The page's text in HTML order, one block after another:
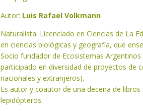
Autor: Luis Rafael Volkmann
Naturalista. Licenciado en Ciencias de La
en ciencias biológicas y geografía, que
Socio fundador de Ecosistemas
participado en diversidad de proyectos de
nacionales y extranjeros).
Es autor y coautor de una decena de
lepidópteros.